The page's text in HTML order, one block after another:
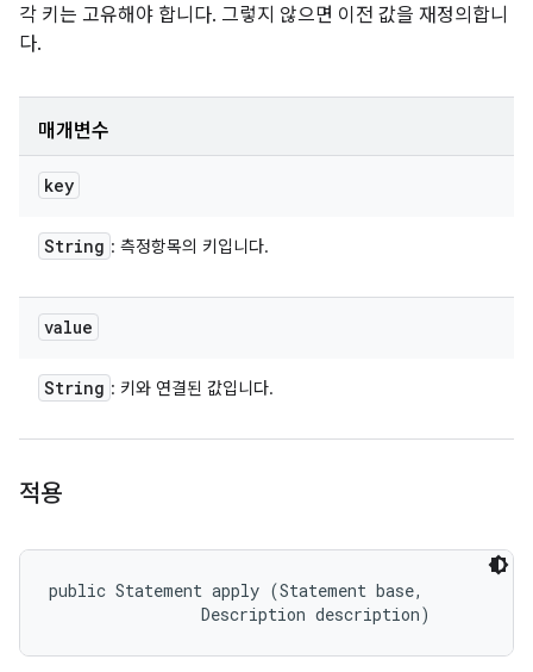
각 키는 고유해야 합니다. 그렇지 않으면 이전 값을 재정의합니
다.
매개변수
key
String : 측정항목의 키입니다.
value
String : 키와 연결된 값입니다.
적용
public Statement apply (Statement base,
                Description description)